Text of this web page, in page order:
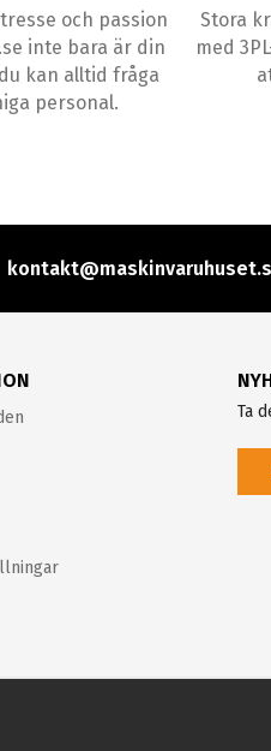
och passion
inte bara är din
kan alltid fråga
personal.
Stora
med
Ta